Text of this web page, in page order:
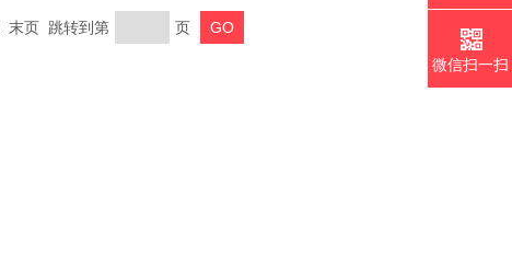
末页 跳转到第 页
微信扫一扫